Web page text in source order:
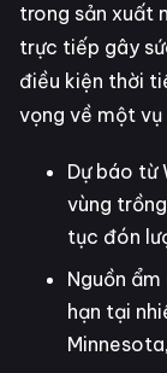
trong sản xuất
trực tiếp gây
điều kiện thời
vọng về một vụ
Dự báo từ
vùng
tục đón
Nguồn
hạn tại